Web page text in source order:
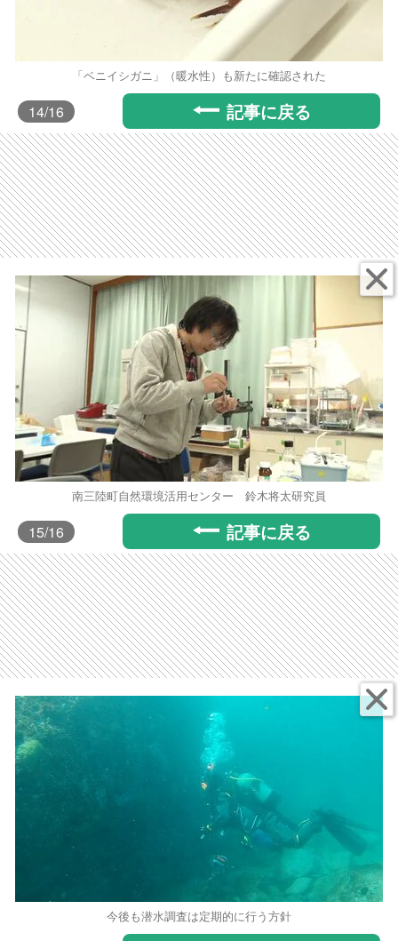
「ベニイシガニ」（暖水性）も新たに確認された
14/16 記事に戻る
南三陸町自然環境活用センター 鈴木将太研究員
15/16 記事に戻る
今後も潜水調査は定期的に行う方針